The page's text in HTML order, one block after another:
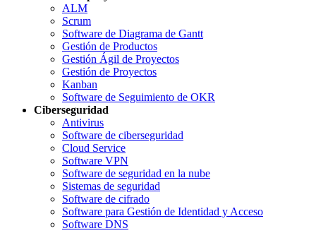
ALM
Scrum
Software de Diagrama de Gantt
Gestión de Productos
Gestión Ágil de Proyectos
Gestión de Proyectos
Kanban
Software de Seguimiento de OKR
Ciberseguridad
Antivirus
Software de ciberseguridad
Cloud Service
Software VPN
Software de seguridad en la nube
Sistemas de seguridad
Software de cifrado
Software para Gestión de Identidad y Acceso
Software DNS